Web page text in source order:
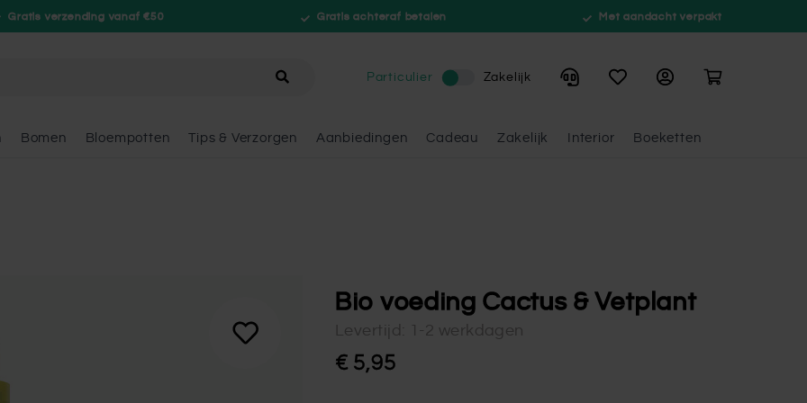
Gratis verzending vanaf €50 Gratis achteraf betalen Met aandacht verpakt
Bomen Bloempotten Tips & Verzorgen Aanbiedingen Cadeau Zakelijk Interior Boeketten
Particulier Zakelijk Winkelwagen
Bio voeding Cactus & Vetplant
Levertijd: 1-2 werkdagen
€ 5,95